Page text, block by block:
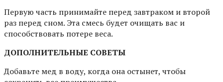
Первую часть принимайте перед завтраком и второй
раз перед сном. Эта смесь будет очищать вас и
способствовать потере веса.
ДОПОЛНИТЕЛЬНЫЕ СОВЕТЫ
Добавьте мед в воду, когда она остынет, чтобы